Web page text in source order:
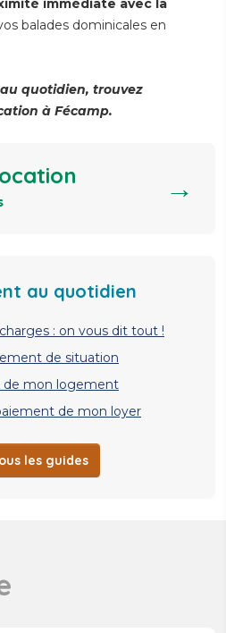
immédiate avec la
balades dominicales en
quotidien, trouvez
à Fécamp.
→
au quotidien
: on vous dit tout !
de situation
de mon logement
de mon loyer
les guides